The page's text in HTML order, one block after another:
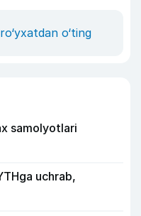
ro‘yxatdan o‘ting
samolyotlari
uchrab,